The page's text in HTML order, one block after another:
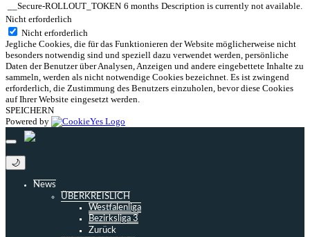
__Secure-ROLLOUT_TOKEN 6 months Description is currently not available.
Nicht erforderlich
Nicht erforderlich
Jegliche Cookies, die für das Funktionieren der Website möglicherweise nicht
besonders notwendig sind und speziell dazu verwendet werden, persönliche
Daten der Benutzer über Analysen, Anzeigen und andere eingebettete Inhalte zu
sammeln, werden als nicht notwendige Cookies bezeichnet. Es ist zwingend
erforderlich, die Zustimmung des Benutzers einzuholen, bevor diese Cookies
auf Ihrer Website eingesetzt werden.
SPEICHERN
Powered by
🌙
News
ÜBERKREISLICH
Westfalenliga
Bezirksliga 3
Zurück